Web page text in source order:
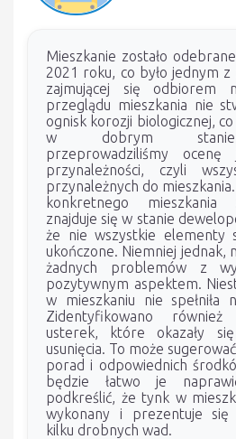
Mieszkanie zostało
2021 roku, co było jednym
zajmującej się odbiorem
przeglądu mieszkania nie
ognisk korozji biologicznej,
w dobrym stanie.
przeprowadziliśmy ocenę
przynależności, czyli
przynależnych do
konkretnego mieszkania
znajduje się w stanie
że nie wszystkie elementy
ukończone. Niemniej jednak,
żadnych problemów z
pozytywnym aspektem.
w mieszkaniu nie spełniła
Zidentyfikowano
usterek, które okazały
usunięcia. To może
porad i odpowiednich
będzie łatwo je
podkreślić, że tynk w
wykonany i prezentuje się
kilku drobnych wad.